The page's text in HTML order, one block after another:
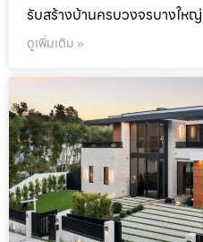
รับสร้างบ้านครบวงจรบางให
ดูเพิ่มเติม »